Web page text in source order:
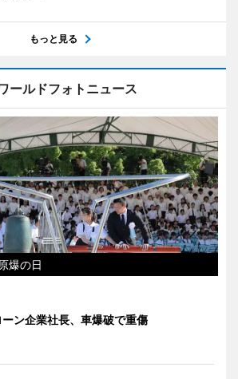
もっと見る
ールドフォトニュース
爆の日
ーン企業社長、車爆破で重傷